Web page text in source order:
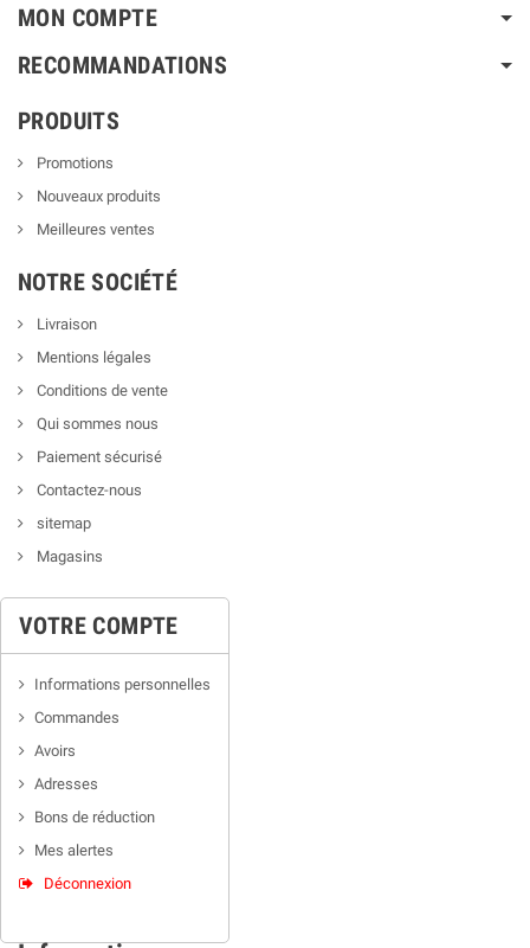
MON COMPTE
RECOMMANDATIONS
PRODUITS
Promotions
Nouveaux produits
Meilleures ventes
NOTRE SOCIÉTÉ
Livraison
Mentions légales
Conditions de vente
Qui sommes nous
Paiement sécurisé
Contactez-nous
sitemap
Magasins
VOTRE COMPTE
Informations personnelles
Commandes
Avoirs
Adresses
Bons de réduction
Mes alertes
Déconnexion